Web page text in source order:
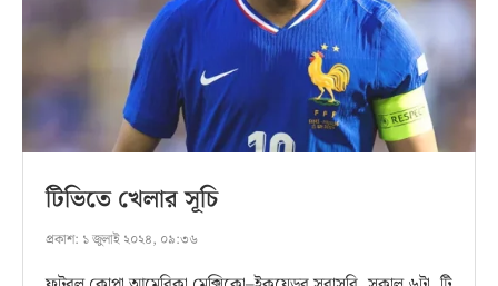
টিভিতে খেলার সূচি
প্রকাশ: ১ জুলাই ২০২৪, ০৯:৩৬